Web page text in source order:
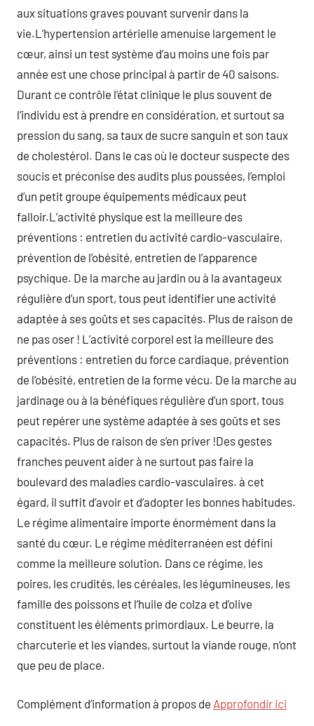
aux situations graves pouvant survenir dans la
vie.L’hypertension artérielle amenuise largement le
cœur, ainsi un test système d’au moins une fois par
année est une chose principal à partir de 40 saisons.
Durant ce contrôle l’état clinique le plus souvent de
l’individu est à prendre en considération, et surtout sa
pression du sang, sa taux de sucre sanguin et son taux
de cholestérol. Dans le cas où le docteur suspecte des
soucis et préconise des audits plus poussées, l’emploi
d’un petit groupe équipements médicaux peut
falloir.L’activité physique est la meilleure des
préventions : entretien du activité cardio-vasculaire,
prévention de l’obésité, entretien de l’apparence
psychique. De la marche au jardin ou à la avantageux
régulière d’un sport, tous peut identifier une activité
adaptée à ses goûts et ses capacités. Plus de raison de
ne pas oser ! L’activité corporel est la meilleure des
préventions : entretien du force cardiaque, prévention
de l’obésité, entretien de la forme vécu. De la marche au
jardinage ou à la bénéfiques régulière d’un sport, tous
peut repérer une système adaptée à ses goûts et ses
capacités. Plus de raison de s’en priver !Des gestes
franches peuvent aider à ne surtout pas faire la
boulevard des maladies cardio-vasculaires. à cet
égard, il suffit d’avoir et d’adopter les bonnes habitudes.
Le régime alimentaire importe énormément dans la
santé du cœur. Le régime méditerranéen est défini
comme la meilleure solution. Dans ce régime, les
poires, les crudités, les céréales, les légumineuses, les
famille des poissons et l’huile de colza et d’olive
constituent les éléments primordiaux. Le beurre, la
charcuterie et les viandes, surtout la viande rouge, n’ont
que peu de place.
Complément d’information à propos de Approfondir ici